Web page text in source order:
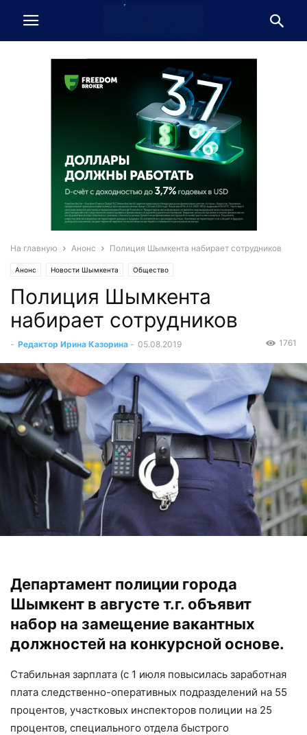
На главную Анонс Полиция Шымкента набирает сотрудников
Анонс Новости Шымкента Общество
Полиция Шымкента
набирает сотрудников
- Редактор Ирина Казорина - 05.08.2019 1761
Департамент полиции города
Шымкент в августе т.г. объявит
набор на замещение вакантных
должностей на конкурсной основе.
Стабильная зарплата (с 1 июля повысилась заработная
плата следственно-оперативных подразделений на 55
процентов, участковых инспекторов полиции на 25
процентов, специального отдела быстрого